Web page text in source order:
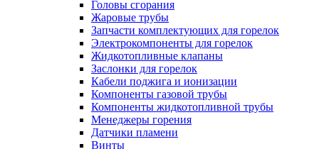
Головы сгорания
Жаровые трубы
Запчасти комплектующих для горелок
Электрокомпоненты для горелок
Жидкотопливные клапаны
Заслонки для горелок
Кабели поджига и ионизации
Компоненты газовой трубы
Компоненты жидкотопливной трубы
Менеджеры горения
Датчики пламени
Винты